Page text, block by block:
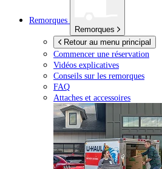
Remorques
Remorques
Retour au menu principal
Commencer une réservation
Vidéos explicatives
Conseils sur les remorques
FAQ
Attaches et accessoires